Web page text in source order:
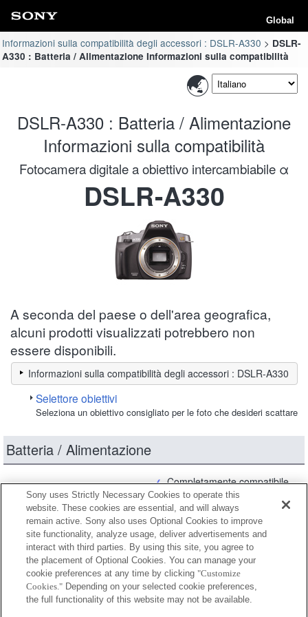
Global
Informazioni sulla compatibilità degli accessori : DSLR-A330
DSLR-
A330 : Batteria / Alimentazione Informazioni sulla compatibilità
DSLR-A330 : Batteria / Alimentazione
Informazioni sulla compatibilità
Fotocamera digitale a obiettivo intercambiabile α
DSLR-A330
A seconda del paese o dell'area geografica,
alcuni prodotti visualizzati potrebbero non
essere disponibili.
Informazioni sulla compatibilità degli accessori : DSLR-A330
Selettore obiettivi
Seleziona un obiettivo consigliato per le foto che desideri scattare
Batteria / Alimentazione
Completamente compatibile
Compatibile, ma con restrizioni
NP-FH50
NP-FH50/5
Sony uses Strictly Necessary Cookies to operate this
website. These cookies are essential, and will always
remain active. Sony also uses Optional Cookies to improve
site functionality, analyze usage, deliver advertisements and
interact with third parties. By using this site, you agree to
the placement of Optional Cookies. You can manage your
cookie preferences at any time by clicking "Customize
Cookies." Depending on your selected cookie preferences,
the full functionality of this website may not be available.